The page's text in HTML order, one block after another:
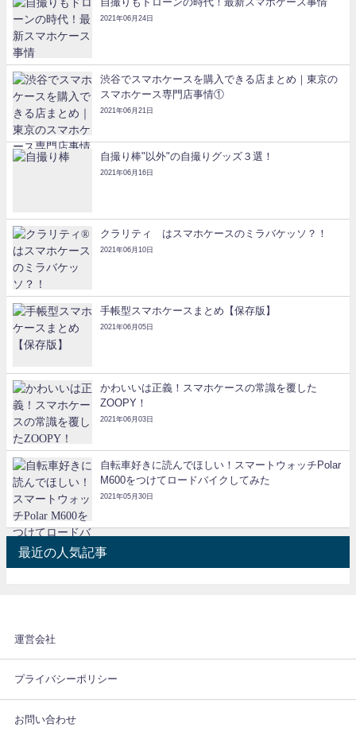
自撮りもドローンの時代！最新スマホケース事情
2021年06月24日
渋谷でスマホケースを購入できる店まとめ｜東京の
スマホケース専門店事情①
2021年06月21日
自撮り棒"以外"の自撮りグッズ３選！
2021年06月16日
クラリティ®はスマホケースのミラバケッソ？！
2021年06月10日
手帳型スマホケースまとめ【保存版】
2021年06月05日
かわいいは正義！スマホケースの常識を覆した
ZOOPY！
2021年06月03日
自転車好きに読んでほしい！スマートウォッチPolar
M600をつけてロードバイクしてみた
2021年05月30日
最近の人気記事
運営会社
プライバシーポリシー
お問い合わせ